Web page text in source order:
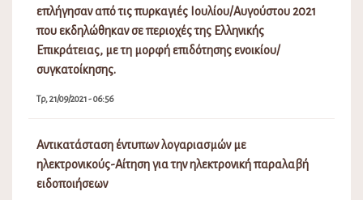
επλήγησαν από τις πυρκαγιές Ιουλίου/Αυγούστου 2021
που εκδηλώθηκαν σε περιοχές της Ελληνικής
Επικράτειας, με τη μορφή επιδότησης ενοικίου/
συγκατοίκησης.
Τρ, 21/09/2021 - 06:56
Αντικατάσταση έντυπων λογαριασμών με
ηλεκτρονικούς-Αίτηση για την ηλεκτρονική παραλαβή
ειδοποιήσεων